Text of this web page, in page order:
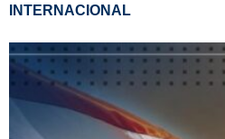
INTERNACIONAL